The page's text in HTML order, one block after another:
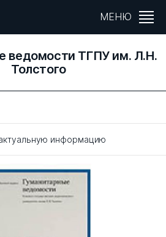
МЕНЮ
ведомости ТГПУ им. Л.Н.
Толстого
информацию